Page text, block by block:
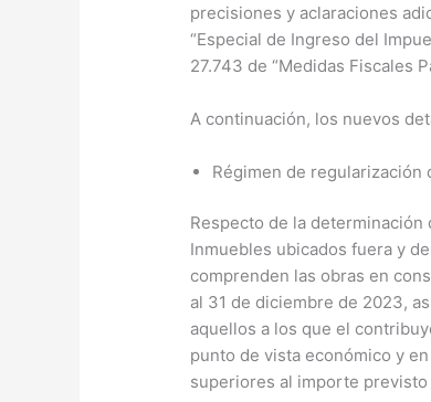
precisiones y aclaraciones
“Especial de Ingreso del
27.743 de “Medidas Fiscales
A continuación, los nuevos
Régimen de regularización
Respecto de la determinación
Inmuebles ubicados fuera y
comprenden las obras en
al 31 de diciembre de 2023,
aquellos a los que el
punto de vista económico y
superiores al importe previsto